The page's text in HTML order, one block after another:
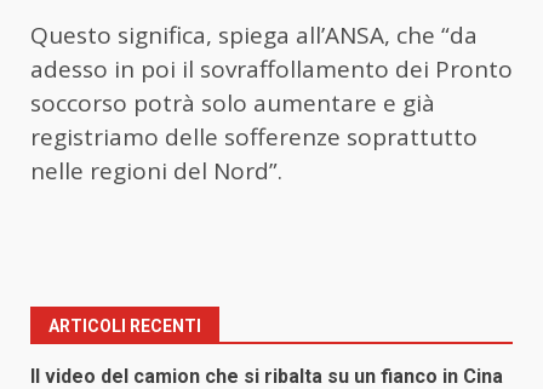
Questo significa, spiega all’ANSA, che “da
adesso in poi il sovraffollamento dei Pronto
soccorso potrà solo aumentare e già
registriamo delle sofferenze soprattutto
nelle regioni del Nord”.
ARTICOLI RECENTI
Il video del camion che si ribalta su un fianco in Cina